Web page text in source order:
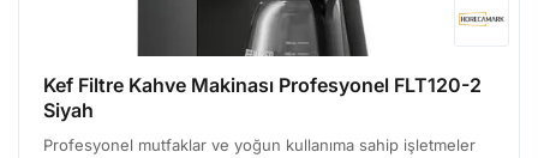
Kef Filtre Kahve Makinası Profesyonel FLT120-2
Siyah
Profesyonel mutfaklar ve yoğun kullanıma sahip işletmeler